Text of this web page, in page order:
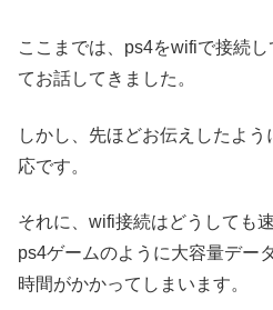
ここまでは、ps4をwifiで接続
てお話してきました。
しかし、先ほどお伝えしたよ
応です。
それに、wifi接続はどうしても
ps4ゲームのように大容量デー
時間がかかってしまいます。